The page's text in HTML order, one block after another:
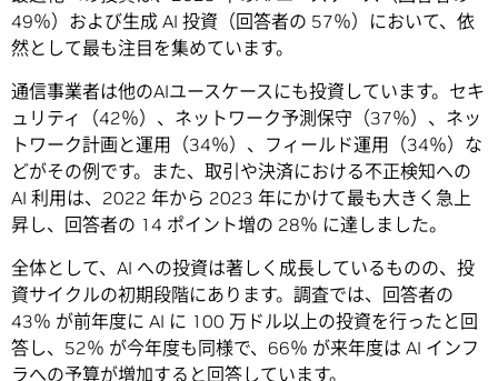
49％）および生成 AI 投資（回答者の 57％）において、依
然として最も注目を集めています。
通信事業者は他のAIユースケースにも投資しています。セキ
ュリティ（42％）、ネットワーク予測保守（37％）、ネッ
トワーク計画と運用（34％）、フィールド運用（34％）な
どがその例です。また、取引や決済における不正検知への
AI 利用は、2022 年から 2023 年にかけて最も大きく急上
昇し、回答者の 14 ポイント増の 28％ に達しました。
全体として、AI への投資は著しく成長しているものの、投
資サイクルの初期段階にあります。調査では、回答者の
43％ が前年度に AI に 100 万ドル以上の投資を行ったと回
答し、52％ が今年度も同様で、66％ が来年度は AI インフ
ラへの予算が増加すると回答しています。